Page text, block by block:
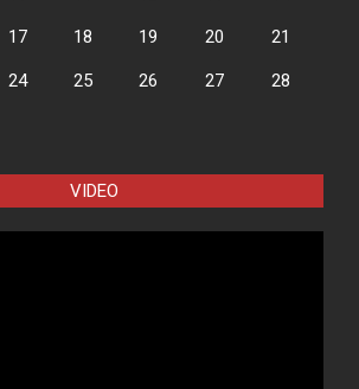
17 18 19 20 21
24 25 26 27 28
VIDEO